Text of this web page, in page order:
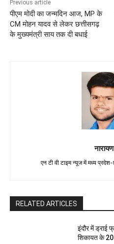
Previous article
पीएम मोदी का जन्मदिन आज, MP के
CM मोहन यादव से लेकर छत्तीसगढ़
के मुख्यमंत्री साय तक दी बधाई
एन टी वी टाइम न्यूज में मध्य
RELATED ARTICLES
इंदौर में ड्राई
शिकायत के 20